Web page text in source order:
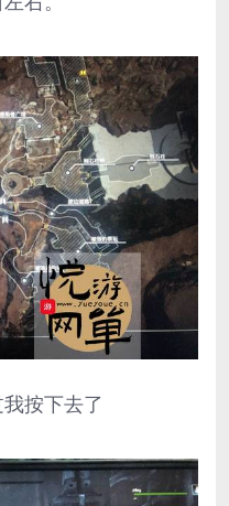
按下去了